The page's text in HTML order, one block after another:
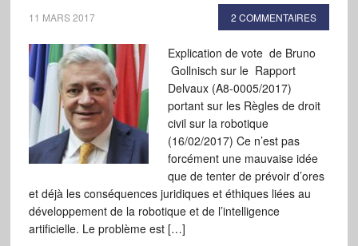
11 MARS 2017 2 COMMENTAIRES
Explication de vote de Bruno
Gollnisch sur le Rapport
Delvaux (A8-0005/2017)
portant sur les Règles de droit
civil sur la robotique
(16/02/2017) Ce n’est pas
forcément une mauvaise idée
que de tenter de prévoir d’ores
et déjà les conséquences juridiques et éthiques liées au
développement de la robotique et de l’intelligence
artificielle. Le problème est […]